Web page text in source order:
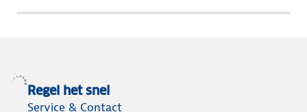
Regel het snel
Service & Contact